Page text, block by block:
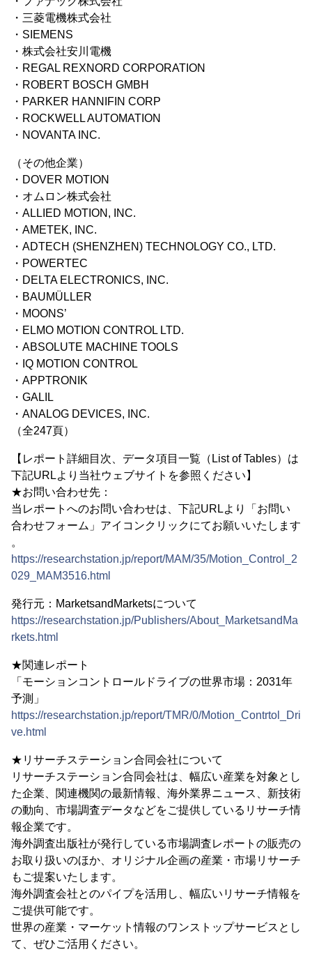
・三菱電機株式会社
・SIEMENS
・株式会社安川電機
・REGAL REXNORD CORPORATION
・ROBERT BOSCH GMBH
・PARKER HANNIFIN CORP
・ROCKWELL AUTOMATION
・NOVANTA INC.
（その他企業）
・DOVER MOTION
・オムロン株式会社
・ALLIED MOTION, INC.
・AMETEK, INC.
・ADTECH (SHENZHEN) TECHNOLOGY CO., LTD.
・POWERTEC
・DELTA ELECTRONICS, INC.
・BAUMÜLLER
・MOONS’
・ELMO MOTION CONTROL LTD.
・ABSOLUTE MACHINE TOOLS
・IQ MOTION CONTROL
・APPTRONIK
・GALIL
・ANALOG DEVICES, INC.
（全247頁）
【レポート詳細目次、データ項目一覧（List of Tables）は
下記URLより当社ウェブサイトを参照ください】
★お問い合わせ先：
当レポートへのお問い合わせは、下記URLより「お問い
合わせフォーム」アイコンクリックにてお願いいたします
。
https://researchstation.jp/report/MAM/35/Motion_Control_2
029_MAM3516.html
発行元：MarketsandMarketsについて
https://researchstation.jp/Publishers/About_MarketsandMa
rkets.html
★関連レポート
「モーションコントロールドライブの世界市場：2031年
予測」
https://researchstation.jp/report/TMR/0/Motion_Contrtol_Dri
ve.html
★リサーチステーション合同会社について
リサーチステーション合同会社は、幅広い産業を対象とし
た企業、関連機関の最新情報、海外業界ニュース、新技術
の動向、市場調査データなどをご提供しているリサーチ情
報企業です。
海外調査出版社が発行している市場調査レポートの販売の
お取り扱いのほか、オリジナル企画の産業・市場リサーチ
もご提案いたします。
海外調査会社とのパイプを活用し、幅広いリサーチ情報を
ご提供可能です。
世界の産業・マーケット情報のワンストップサービスとし
て、ぜひご活用ください。